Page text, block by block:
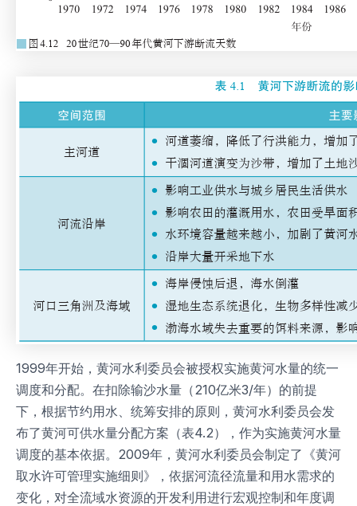
1999年开始，黄河水利委员会被授权实施黄河水量的统一
调度和分配。在扣除输沙水量（210亿米3/年）的前提
下，根据节约用水、统筹安排的原则，黄河水利委员会发
布了黄河可供水量分配方案（表4.2），作为实施黄河水量
调度的基本依据。2009年，黄河水利委员会制定了《黄河
取水许可管理实施细则》，依据河流径流量和用水需求的
变化，对全流域水资源的开发利用进行宏观控制和年度调